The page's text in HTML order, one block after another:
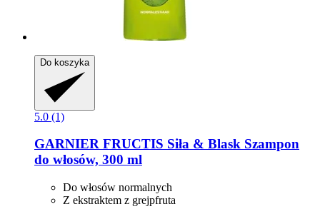
Do koszyka
5.0 (1)
GARNIER FRUCTIS Siła & Blask Szampon
do włosów, 300 ml
Do włosów normalnych
Z ekstraktem z grejpfruta